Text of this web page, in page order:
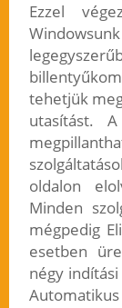
Ezzel
tehetjük
utasítást.
oldalon
Minden
mégpedig
esetben
négy